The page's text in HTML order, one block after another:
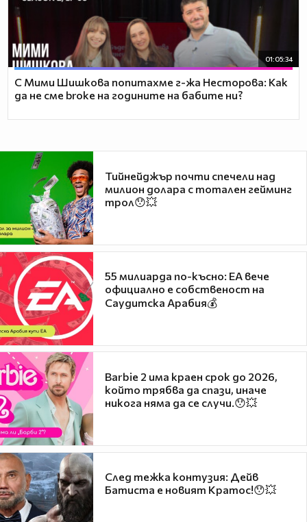
01:05:34
С Мими Шишкова попитахме г-жа Несторова: Как
да не сме broke на годините на бабите ни?
Тийнейджър почти спечели над
милион долара с тотален гейминг
трол😯💥
55 милиарда по-късно: EA вече
официално е собственост на
Саудитска Арабия💰
Barbie 2 има краен срок до 2026,
който трябва да спази, иначе
никога няма да се случи.😯💥
След тежка контузия: Дейв
Батиста е новият Кратос!😯💥